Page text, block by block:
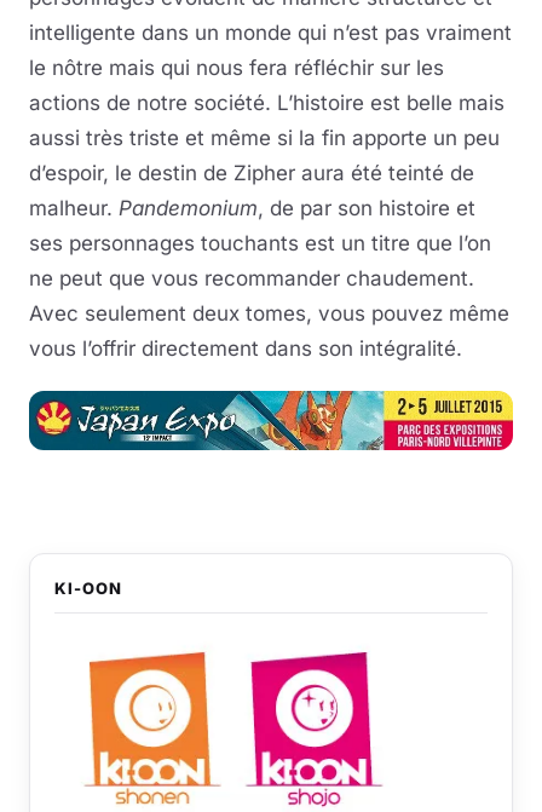
intelligente dans un monde qui n’est pas vraiment
le nôtre mais qui nous fera réfléchir sur les
actions de notre société. L’histoire est belle mais
aussi très triste et même si la fin apporte un peu
d’espoir, le destin de Zipher aura été teinté de
malheur. Pandemonium, de par son histoire et
ses personnages touchants est un titre que l’on
ne peut que vous recommander chaudement.
Avec seulement deux tomes, vous pouvez même
vous l’offrir directement dans son intégralité.
KI-OON